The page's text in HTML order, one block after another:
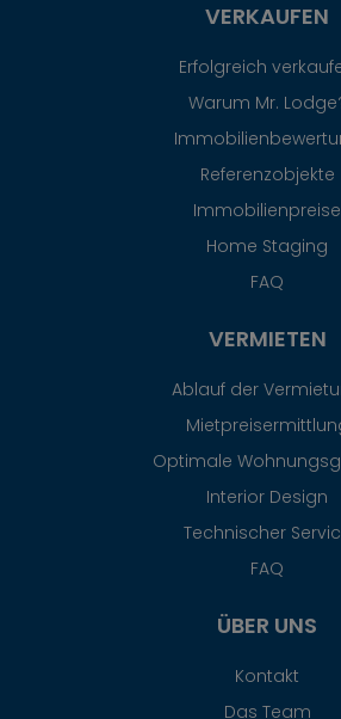
VERKAUFEN
Erfolgreich
Warum Mr.
Referenzobjekte
Immobilienpreise
Home Staging
FAQ
VERMIETEN
Ablauf der
Optimale
Interior Design
Technischer
FAQ
ÜBER UNS
Kontakt
Das Team